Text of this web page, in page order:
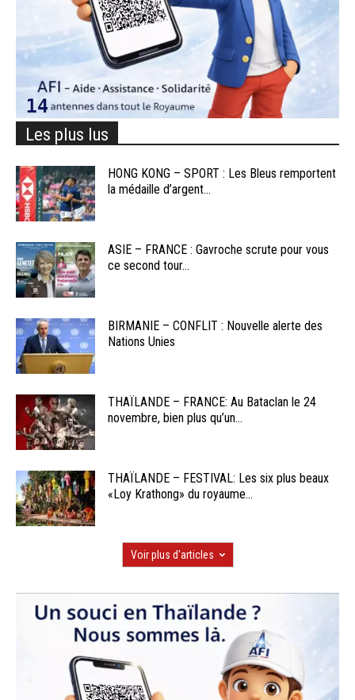
Les plus lus
HONG KONG – SPORT : Les Bleus remportent
la médaille d’argent...
ASIE – FRANCE : Gavroche scrute pour vous
ce second tour...
BIRMANIE – CONFLIT : Nouvelle alerte des
Nations Unies
THAÏLANDE – FRANCE: Au Bataclan le 24
novembre, bien plus qu’un...
THAÏLANDE – FESTIVAL: Les six plus beaux
«Loy Krathong» du royaume...
Voir plus d'articles